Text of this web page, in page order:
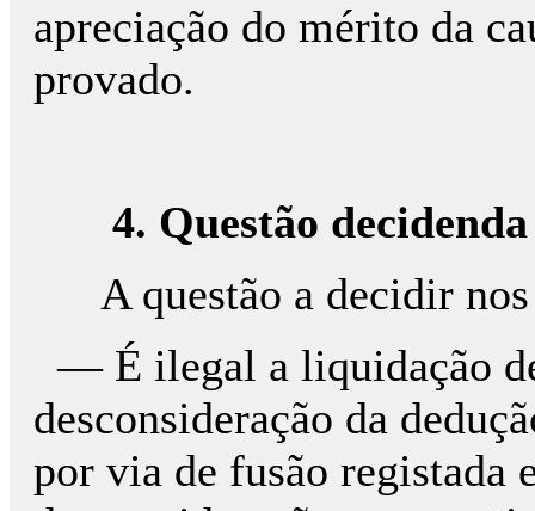
apreciação do mérito da
provado.
4. Questão decidenda
A questão a decidir
— É ilegal a liquidação
desconsideração da
por via de fusão registada